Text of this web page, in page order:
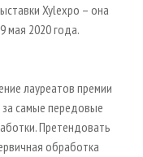
Xylexpo – она
мая 2020 года.
лауреатов премии
самые передовые
Претендовать
обработка